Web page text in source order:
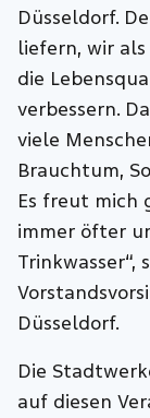
Düsseldorf.
liefern, wir
die
verbessern.
viele
Brauchtum,
Es freut mich
immer öfter
Trinkwasser“,
Düsseldorf.
Die
auf diesen